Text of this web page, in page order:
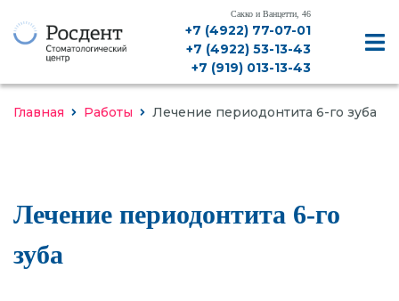
Сакко и Ванцетти, 46
+7 (4922) 77-07-01
+7 (4922) 53-13-43
+7 (919) 013-13-43
ДИАГНОСТИКА, КТ, РЕНТГЕН
Главная Работы Лечение периодонтита 6-го зуба
Лечение периодонтита 6-го
зуба